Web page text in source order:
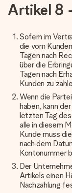
Artikel 8
Sofern im
die vom
Tagen nach
über die
Tagen nach
Kunden zu
Wenn die
haben, kann
letzten Tag
alle in diesem
Kunde muss
nach dem
Kontonummer
Der
Artikels einen
Nachzahlung